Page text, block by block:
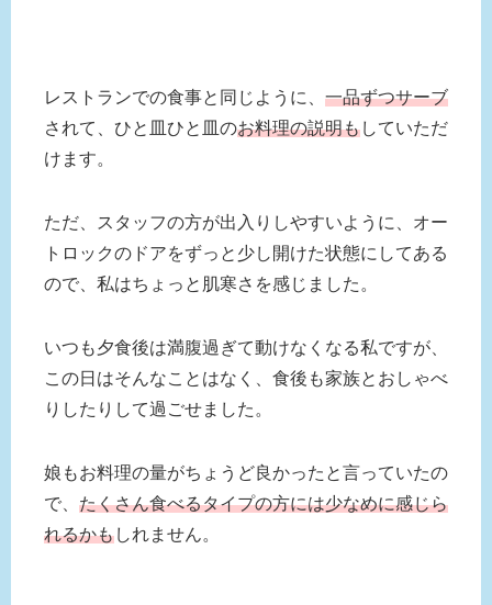
レストランでの食事と同じように、 一品ずつサーブ
されて、ひと皿ひと皿のお料理の説明もしていただ
けます。
ただ、スタッフの方が出入りしやすいように、オー
トロックのドアをずっと少し開けた状態にしてある
ので、私はちょっと肌寒さを感じました。
いつも夕食後は満腹過ぎて動けなくなる私ですが、
この日はそんなことはなく、食後も家族とおしゃべ
りしたりして過ごせました。
娘もお料理の量がちょうど良かったと言っていたの
で、 たくさん食べるタイプの方には少なめに感じら
れるかもしれません。